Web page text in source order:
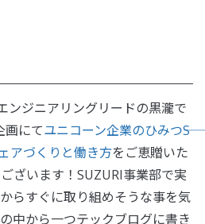
ンジニアリングリードの黒瀧で
画にてユニコーン企業のひみつ――S
アづくりと働き方をご恵贈いた
ざいます！SUZURI事業部で実
らすぐに取り組めそうな事を気
中から一つテックブログに書き